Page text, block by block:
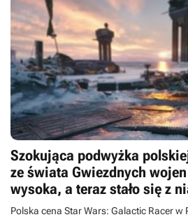
Szokująca podwyżka
ze świata Gwiezdnych wojen
wysoka, a teraz stało się z
niezrozumiałego
Polska cena Star Wars: Galactic Racer w